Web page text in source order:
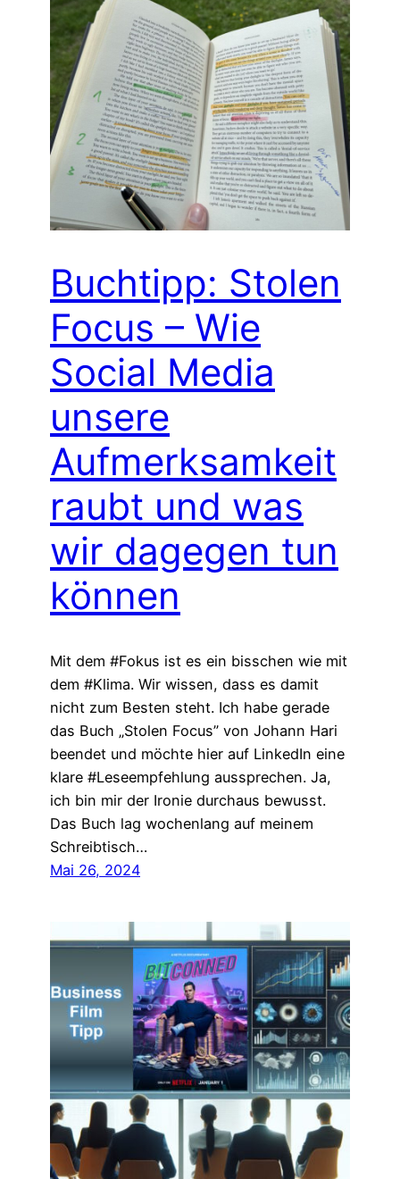
Buchtipp: Stolen
Focus – Wie
Social Media
unsere
Aufmerksamkeit
raubt und was
wir dagegen tun
können
Mit dem #Fokus ist es ein bisschen wie mit
dem #Klima. Wir wissen, dass es damit
nicht zum Besten steht. Ich habe gerade
das Buch „Stolen Focus” von Johann Hari
beendet und möchte hier auf LinkedIn eine
klare #Leseempfehlung aussprechen. Ja,
ich bin mir der Ironie durchaus bewusst.
Das Buch lag wochenlang auf meinem
Schreibtisch…
Mai 26, 2024